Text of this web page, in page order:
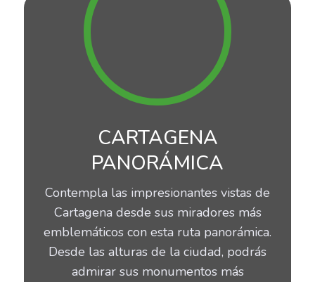
CARTAGENA
PANORÁMICA
Contempla las impresionantes vistas de
Cartagena desde sus miradores más
emblemáticos con esta ruta panorámica.
Desde las alturas de la ciudad, podrás
admirar sus monumentos más